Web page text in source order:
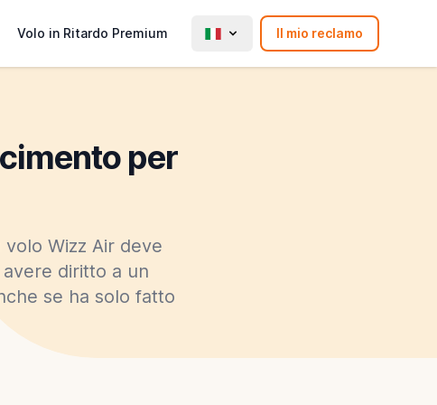
Volo in Ritardo Premium Il mio reclamo
per
Wizz Air deve
diritto a un
se ha solo fatto